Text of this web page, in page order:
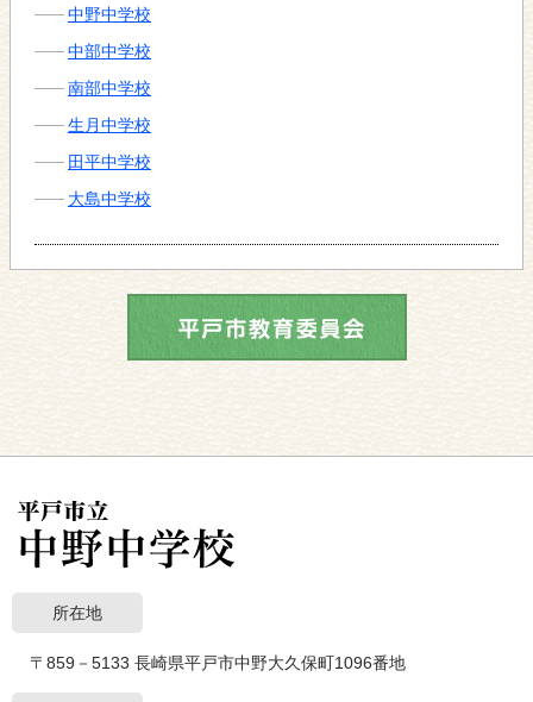
中野中学校
中部中学校
南部中学校
生月中学校
田平中学校
大島中学校
所在地
〒859－5133 長崎県平戸市中野大久保町1096番地